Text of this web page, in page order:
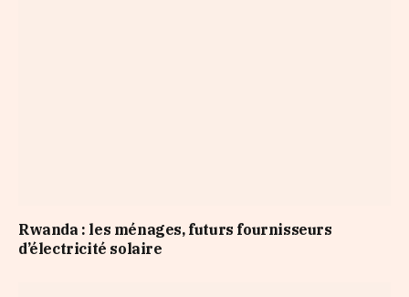
Rwanda : les ménages, futurs fournisseurs
d’électricité solaire